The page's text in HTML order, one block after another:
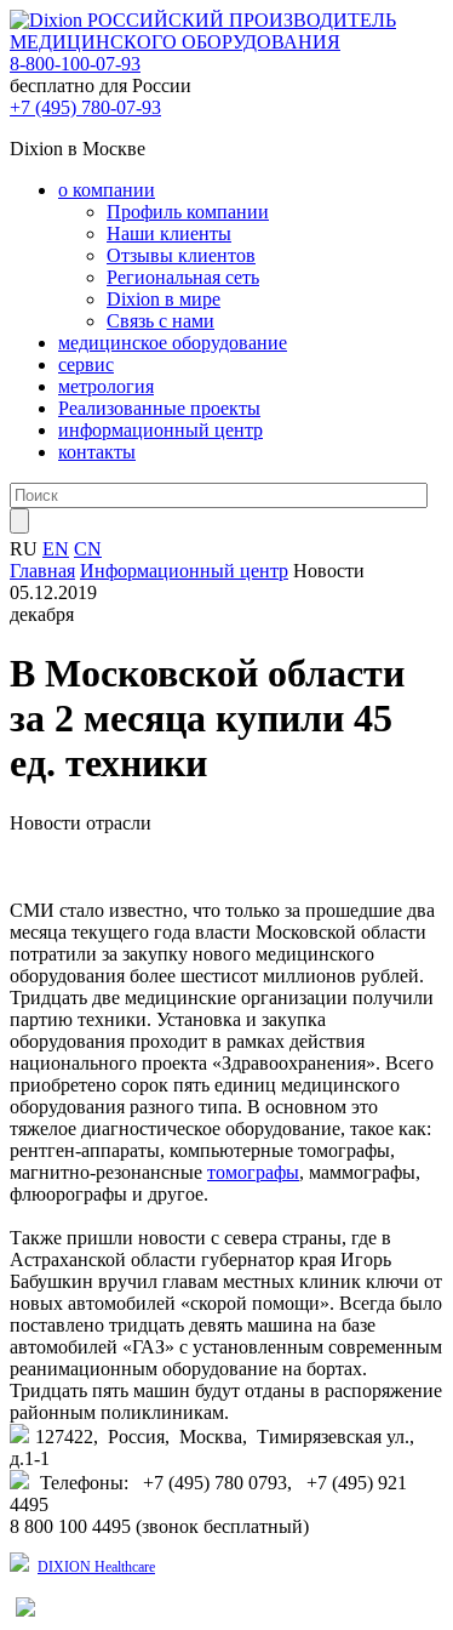
РОССИЙСКИЙ ПРОИЗВОДИТЕЛЬ
МЕДИЦИНСКОГО ОБОРУДОВАНИЯ
8-800-100-07-93
бесплатно для России
+7 (495) 780-07-93
Dixion в Москве
о компании
Профиль компании
Наши клиенты
Отзывы клиентов
Региональная сеть
Dixion в мире
Связь с нами
медицинское оборудование
сервис
метрология
Реализованные проекты
информационный центр
контакты
RU EN CN
Главная Информационный центр Новости
05.12.2019
декабря
В Московской области
за 2 месяца купили 45
ед. техники
Новости отрасли
СМИ стало известно, что только за прошедшие два
месяца текущего года власти Московской области
потратили за закупку нового медицинского
оборудования более шестисот миллионов рублей.
Тридцать две медицинские организации получили
партию техники. Установка и закупка
оборудования проходит в рамках действия
национального проекта «Здравоохранения». Всего
приобретено сорок пять единиц медицинского
оборудования разного типа. В основном это
тяжелое диагностическое оборудование, такое как:
рентген-аппараты, компьютерные томографы,
магнитно-резонансные томографы, маммографы,
флюорографы и другое.
Также пришли новости с севера страны, где в
Астраханской области губернатор края Игорь
Бабушкин вручил главам местных клиник ключи от
новых автомобилей «скорой помощи». Всегда было
поставлено тридцать девять машина на базе
автомобилей «ГАЗ» с установленным современным
реанимационным оборудование на бортах.
Тридцать пять машин будут отданы в распоряжение
районным поликлиникам.
127422, Россия, Москва, Тимирязевская ул.,
д.1-1
Телефоны: +7 (495) 780 0793, +7 (495) 921
4495
8 800 100 4495 (звонок бесплатный)
DIXION Healthcare